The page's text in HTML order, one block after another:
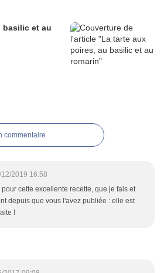
basilic et au
commentaire
2019 16:58
cette excellente recette, que je fais et
depuis que vous l'avez publiée : elle est
!